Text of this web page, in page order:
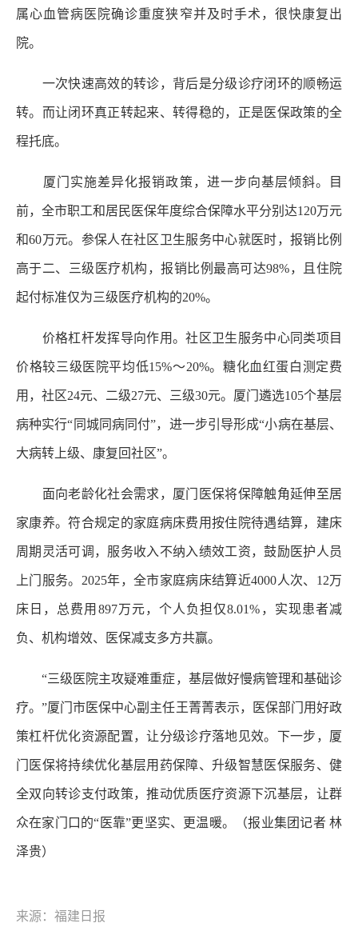
属心血管病医院确诊重度狭窄并及时手术，很快康复出
院。
一次快速高效的转诊，背后是分级诊疗闭环的顺畅运
转。而让闭环真正转起来、转得稳的，正是医保政策的全
程托底。
厦门实施差异化报销政策，进一步向基层倾斜。目
前，全市职工和居民医保年度综合保障水平分别达120万元
和60万元。参保人在社区卫生服务中心就医时，报销比例
高于二、三级医疗机构，报销比例最高可达98%，且住院
起付标准仅为三级医疗机构的20%。
价格杠杆发挥导向作用。社区卫生服务中心同类项目
价格较三级医院平均低15%～20%。糖化血红蛋白测定费
用，社区24元、二级27元、三级30元。厦门遴选105个基层
病种实行“同城同病同付”，进一步引导形成“小病在基层、
大病转上级、康复回社区”。
面向老龄化社会需求，厦门医保将保障触角延伸至居
家康养。符合规定的家庭病床费用按住院待遇结算，建床
周期灵活可调，服务收入不纳入绩效工资，鼓励医护人员
上门服务。2025年，全市家庭病床结算近4000人次、12万
床日，总费用897万元，个人负担仅8.01%，实现患者减
负、机构增效、医保减支多方共赢。
“三级医院主攻疑难重症，基层做好慢病管理和基础诊
疗。”厦门市医保中心副主任王菁菁表示，医保部门用好政
策杠杆优化资源配置，让分级诊疗落地见效。下一步，厦
门医保将持续优化基层用药保障、升级智慧医保服务、健
全双向转诊支付政策，推动优质医疗资源下沉基层，让群
众在家门口的“医靠”更坚实、更温暖。（报业集团记者 林
泽贵）
来源：福建日报